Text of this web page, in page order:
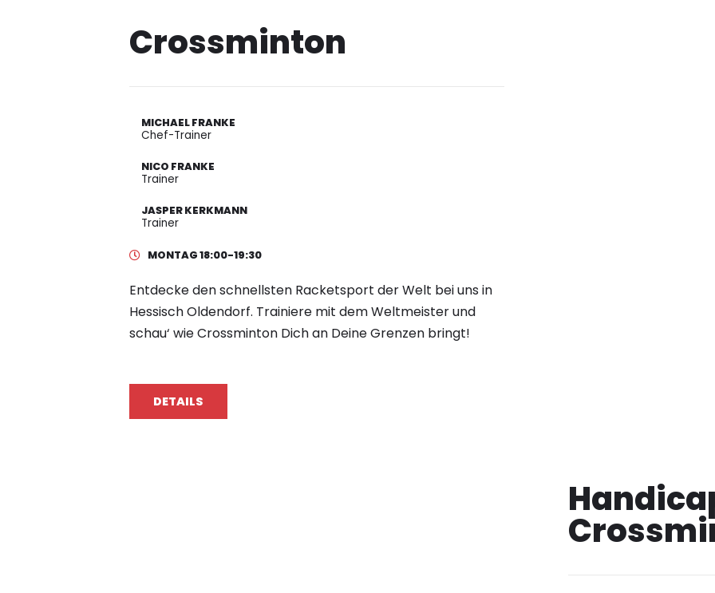
Crossminton
MICHAEL FRANKE
Chef-Trainer
NICO FRANKE
Trainer
JASPER KERKMANN
Trainer
MONTAG 18:00-19:30
Entdecke den schnellsten Racketsport der Welt bei uns in
Hessisch Oldendorf. Trainiere mit dem Weltmeister und
schau‘ wie Crossminton Dich an Deine Grenzen bringt!
DETAILS